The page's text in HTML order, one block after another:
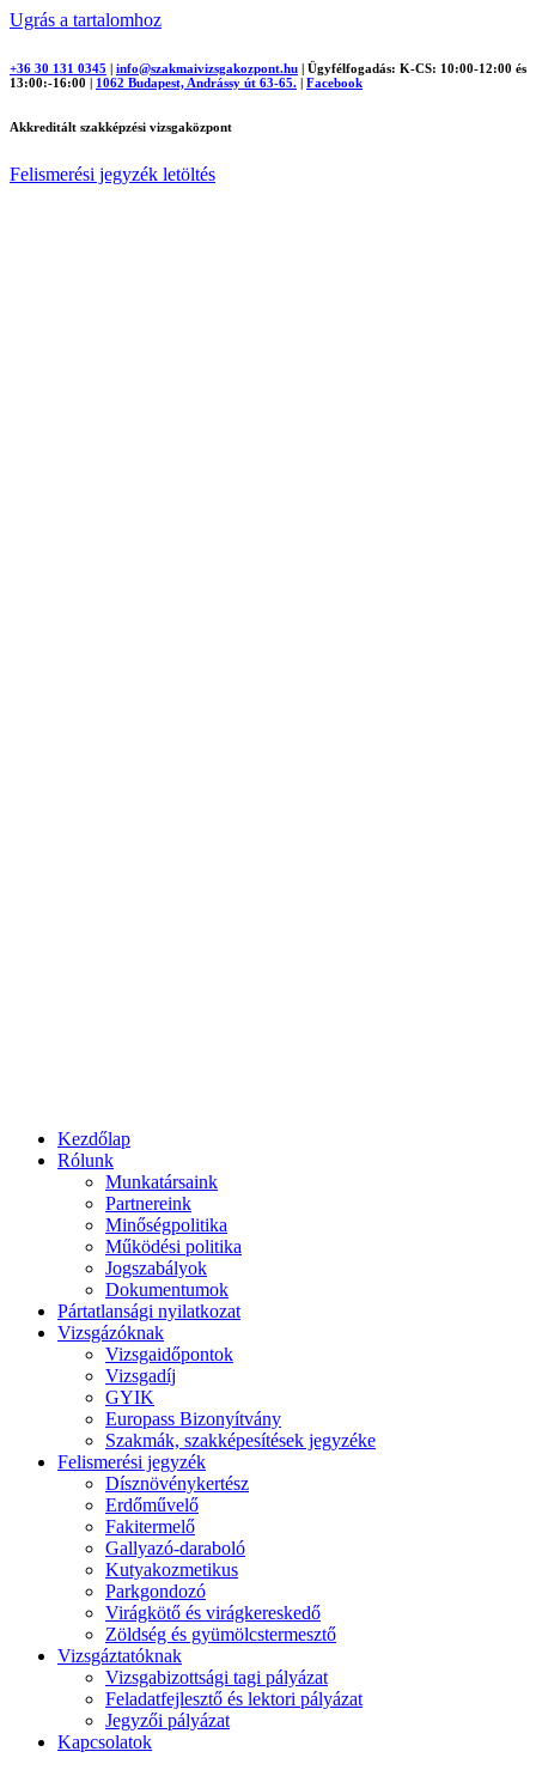
Ugrás a tartalomhoz
+36 30 131 0345 | info@szakmaivizsgakozpont.hu | Ügyfélfogadás: K-CS: 10:00-12:00 és
13:00:-16:00 | 1062 Budapest, Andrássy út 63-65. | Facebook
Akkreditált szakképzési vizsgaközpont
Felismerési jegyzék letöltés
Kezdőlap
Rólunk
Munkatársaink
Partnereink
Minőségpolitika
Működési politika
Jogszabályok
Dokumentumok
Pártatlansági nyilatkozat
Vizsgázóknak
Vizsgaidőpontok
Vizsgadíj
GYIK
Europass Bizonyítvány
Szakmák, szakképesítések jegyzéke
Felismerési jegyzék
Dísznövénykertész
Erdőművelő
Fakitermelő
Gallyazó-daraboló
Kutyakozmetikus
Parkgondozó
Virágkötő és virágkereskedő
Zöldség és gyümölcstermesztő
Vizsgáztatóknak
Vizsgabizottsági tagi pályázat
Feladatfejlesztő és lektori pályázat
Jegyzői pályázat
Kapcsolatok